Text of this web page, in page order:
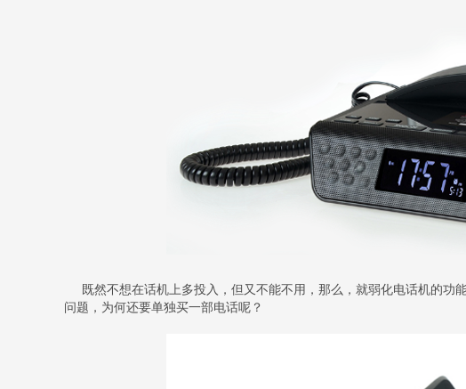
既然不想在话机上多投入，但又不能不用，那么，就弱化电话机的功
问题，为何还要单独买一部电话呢？